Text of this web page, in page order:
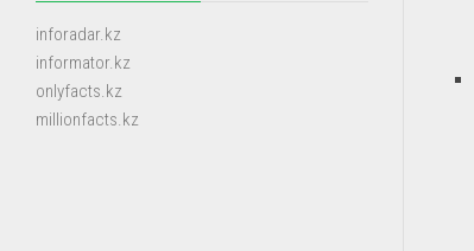
inforadar.kz
informator.kz
onlyfacts.kz
millionfacts.kz